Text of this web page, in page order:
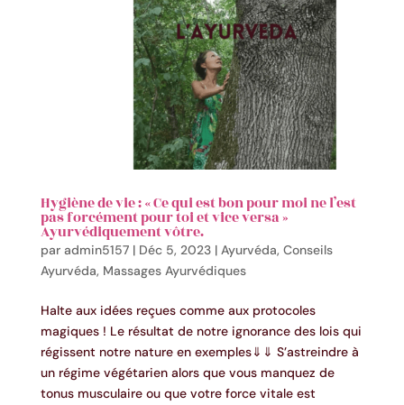
Hygiène de vie : « Ce qui est bon pour moi ne l’est
pas forcément pour toi et vice versa »
Ayurvédiquement vôtre.
par admin5157| Déc 5, 2023| Ayurvéda, Conseils
Ayurvéda, Massages Ayurvédiques
Halte aux idées reçues comme aux protocoles
magiques ! Le résultat de notre ignorance des lois qui
régissent notre nature en exemples⇓⇓ S’astreindre à
un régime végétarien alors que vous manquez de
tonus musculaire ou que votre force vitale est